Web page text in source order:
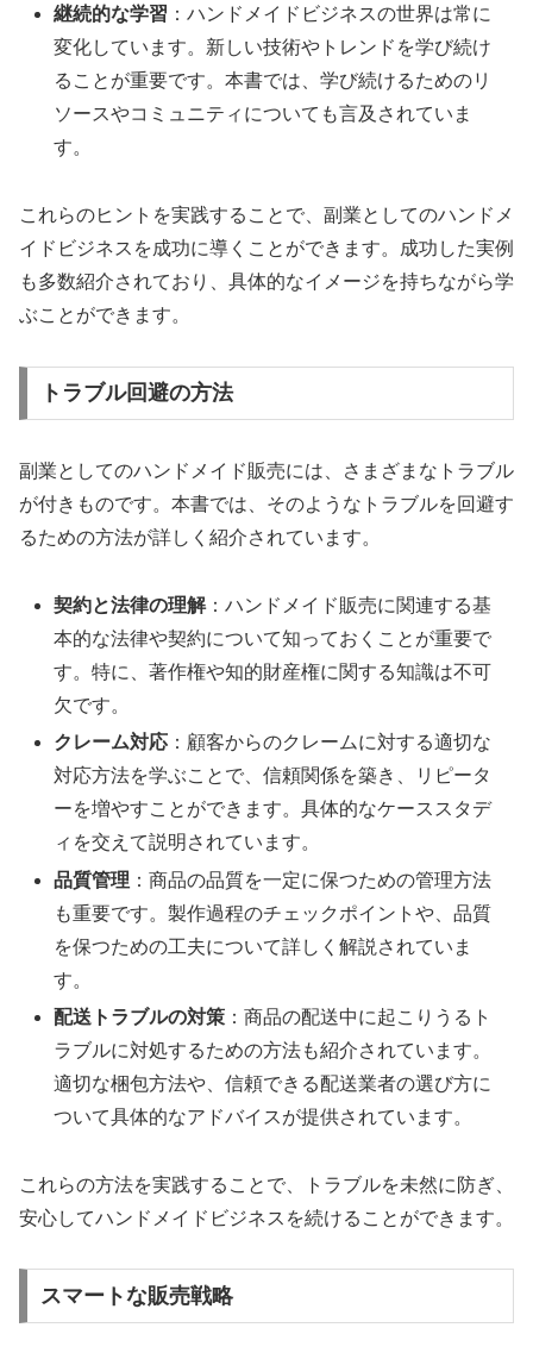
継続的な学習 ：ハンドメイドビジネスの世界は常に
変化しています。新しい技術やトレンドを学び続け
ることが重要です。本書では、学び続けるためのリ
ソースやコミュニティについても言及されていま
す。
これらのヒントを実践することで、副業としてのハンドメ
イドビジネスを成功に導くことができます。成功した実例
も多数紹介されており、具体的なイメージを持ちながら学
ぶことができます。
トラブル回避の方法
副業としてのハンドメイド販売には、さまざまなトラブル
が付きものです。本書では、そのようなトラブルを回避す
るための方法が詳しく紹介されています。
契約と法律の理解：ハンドメイド販売に関連する基
本的な法律や契約について知っておくことが重要で
す。特に、著作権や知的財産権に関する知識は不可
欠です。
クレーム対応 ：顧客からのクレームに対する適切な
対応方法を学ぶことで、信頼関係を築き、リピータ
ーを増やすことができます。具体的なケーススタデ
ィを交えて説明されています。
品質管理 ：商品の品質を一定に保つための管理方法
も重要です。製作過程のチェックポイントや、品質
を保つための工夫について詳しく解説されていま
す。
配送トラブルの対策 ：商品の配送中に起こりうるト
ラブルに対処するための方法も紹介されています。
適切な梱包方法や、信頼できる配送業者の選び方に
ついて具体的なアドバイスが提供されています。
これらの方法を実践することで、トラブルを未然に防ぎ、
安心してハンドメイドビジネスを続けることができます。
スマートな販売戦略